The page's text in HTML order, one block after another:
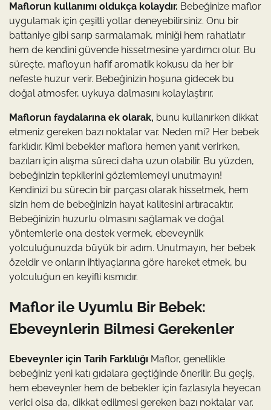
Maflorun kullanımı oldukça kolaydır. Bebeğinize maflor
uygulamak için çeşitli yollar deneyebilirsiniz. Onu bir
battaniye gibi sarıp sarmalamak, miniği hem rahatlatır
hem de kendini güvende hissetmesine yardımcı olur. Bu
süreçte, mafloyun hafif aromatik kokusu da her bir
nefeste huzur verir. Bebeğinizin hoşuna gidecek bu
doğal atmosfer, uykuya dalmasını kolaylaştırır.
Maflorun faydalarına ek olarak, bunu kullanırken dikkat
etmeniz gereken bazı noktalar var. Neden mi? Her bebek
farklıdır. Kimi bebekler maflora hemen yanıt verirken,
bazıları için alışma süreci daha uzun olabilir. Bu yüzden,
bebeğinizin tepkilerini gözlemlemeyi unutmayın!
Kendinizi bu sürecin bir parçası olarak hissetmek, hem
sizin hem de bebeğinizin hayat kalitesini artıracaktır.
Bebeğinizin huzurlu olmasını sağlamak ve doğal
yöntemlerle ona destek vermek, ebeveynlik
yolculuğunuzda büyük bir adım. Unutmayın, her bebek
özeldir ve onların ihtiyaçlarına göre hareket etmek, bu
yolculuğun en keyifli kısmıdır.
Maflor ile Uyumlu Bir Bebek:
Ebeveynlerin Bilmesi Gerekenler
Ebeveynler için Tarih Farklılığı Maflor, genellikle
bebeğiniz yeni katı gıdalara geçtiğinde önerilir. Bu geçiş,
hem ebeveynler hem de bebekler için fazlasıyla heyecan
verici olsa da, dikkat edilmesi gereken bazı noktalar var.